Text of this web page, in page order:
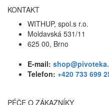
KONTAKT
WITHUP, spol.s r.o.
Moldavská 531/11
625 00, Brno
E-mail:
Telefon: +420 733 699
PÉČE O ZÁKAZNÍKY